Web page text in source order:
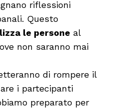
riflessioni
Questo
le persone al
non saranno mai
di rompere il
i partecipanti
preparato per